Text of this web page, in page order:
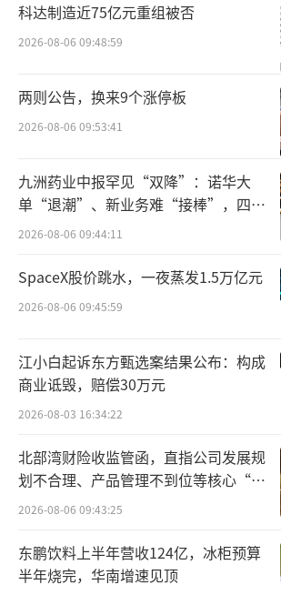
数同比增长，膨化类产品收益
史新高。该板块在经历2024财年
025财年实现强势复苏，成为增
旺旺认为，休闲食品类的
在于产品创新与渠道拓展上的
坚持多品类发展战略，推出的
乳吸糖、压片牛奶糖等新品，
态、高性价比定位和健康功能
者欢迎。
米果类2025财年收益为
渠道的双位数增长和零食量贩
长。乳品及饮料类收益为
长1.9%，其中饮料及其他类收
0%，但超级大单品旺仔牛奶收
0.3%。值得注意的是，米果业
慢，2023财年整体收益增长
益同比下滑1.2%，主因是礼包
疲弱影响收益下滑。
科达制造近75亿元重组被否
2026-08-06 09:48:59
两则公告，换来9个涨停板
2026-08-06 09:53:41
九洲药业中报罕见“双降”：诺华大
单“退潮”、新业务难“接棒”，四大
难关待闯
2026-08-06 09:44:11
SpaceX股价跳水，一夜蒸发1.5万亿元
2026-08-06 09:45:59
江小白起诉东方甄选案结果公布：构成
商业诋毁，赔偿30万元
2026-08-03 16:34:22
北部湾财险收监管函，直指公司发展规
划不合理、产品管理不到位等核心“痛
点”
2026-08-06 09:43:25
东鹏饮料上半年营收124亿，冰柜预算
半年烧完，华南增速见顶